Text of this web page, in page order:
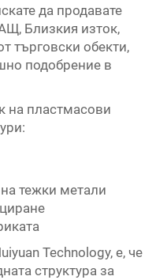
да продавате
Близкия изток,
търговски обекти,
подобрение в
на пластмасови
тежки метали
Technology, е, че
структура за